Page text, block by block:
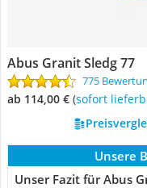
Abus Granit Sledg 77
775
ab 114,00 € ( Sofort
Unsere
Unser Fazit für Abus